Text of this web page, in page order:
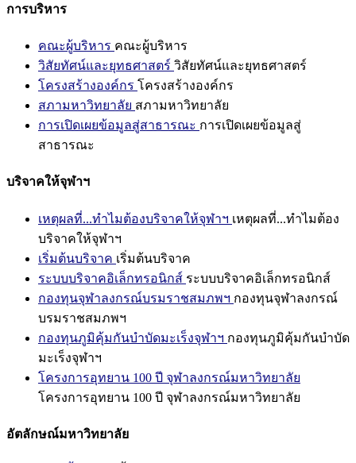
การบริหาร
คณะผู้บริหาร คณะผู้บริหาร
วิสัยทัศน์และยุทธศาสตร์ วิสัยทัศน์และยุทธศาสตร์
โครงสร้างองค์กร โครงสร้างองค์กร
สภามหาวิทยาลัย สภามหาวิทยาลัย
การเปิดเผยข้อมูลสู่สาธารณะ การเปิดเผยข้อมูลสู่
สาธารณะ
บริจาคให้จุฬาฯ
เหตุผลที่...ทำไมต้องบริจาคให้จุฬาฯ เหตุผลที่...ทำไมต้อง
บริจาคให้จุฬาฯ
เริ่มต้นบริจาค เริ่มต้นบริจาค
ระบบบริจาคอิเล็กทรอนิกส์ ระบบบริจาคอิเล็กทรอนิกส์
กองทุนจุฬาลงกรณ์บรมราชสมภพฯ กองทุนจุฬาลงกรณ์
บรมราชสมภพฯ
กองทุนภูมิคุ้มกันบำบัดมะเร็งจุฬาฯ กองทุนภูมิคุ้มกันบำบัด
มะเร็งจุฬาฯ
โครงการอุทยาน 100 ปี จุฬาลงกรณ์มหาวิทยาลัย
โครงการอุทยาน 100 ปี จุฬาลงกรณ์มหาวิทยาลัย
อัตลักษณ์มหาวิทยาลัย